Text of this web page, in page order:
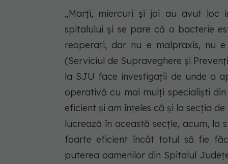
„Marți, miercuri și joi au avut loc
spitalului și se pare că o bacterie
reoperați, dar nu e malpraxis, nu
(Serviciul de Supraveghere și
la SJU face investigații de unde a
operativă cu mai mulți specialiști
eficient și am înțeles că și la secția
lucrează în această secție, acum, la
foarte eficient încât totul să fie
puterea oamenilor din Spitalul